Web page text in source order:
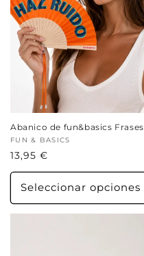
Abanico de fun&basics Frases
Proveedor:
FUN & BASICS
Precio
habitual
13,95 €
Seleccionar opciones